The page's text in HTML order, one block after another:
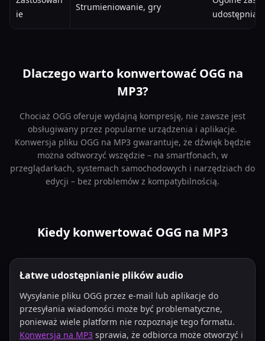
ie
Strumieniowanie, gry
Dlaczego warto konwertować OGG na
MP3?
Chociaż OGG oferuje wydajną kompresję, nie zawsze jest
obsługiwany przez popularne urządzenia i aplikacje.
Konwersja pliku OGG na MP3 gwarantuje, że dźwięk będzie
można odtworzyć wszędzie – na smartfonach, w
przeglądarkach, systemach samochodowych i narzędziach do
edycji – bez problemów z kompatybilnością.
Kiedy konwertować OGG na MP3
Łatwe udostępnianie plików audio
Wysyłanie pliku OGG przez e-mail lub aplikacje do
przesyłania wiadomości może być problematyczne,
ponieważ wiele platform nie rozpoznaje tego formatu.
Konwersja na MP3 sprawia, że odbiorca może otworzyć i